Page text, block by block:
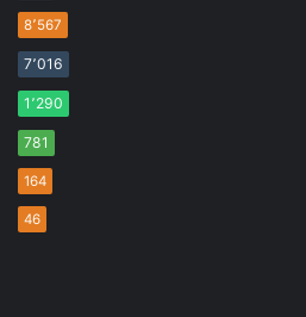
8٬567
7٬016
1٬290
781
164
46